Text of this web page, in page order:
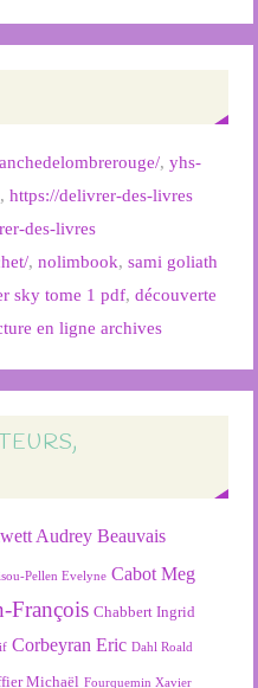
,yhs-
,https://delivrer-des-livres
des-livres
,nolimbook,sami goliath
sky tome 1 pdf,découverte
en ligne archives
Audrey Beauvais
Pellen Evelyne Cabot Meg
François Chabbert Ingrid
Corbeyran Eric Dahl Roald
Michaël Fourquemin Xavier